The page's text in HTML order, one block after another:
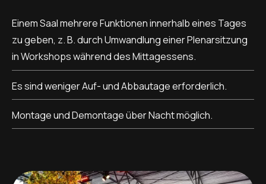
Einem Saal mehrere Funktionen innerhalb eines Tages
zu geben, z. B. durch Umwandlung einer Plenarsitzung
in Workshops während des Mittagessens.
Es sind weniger Auf- und Abbautage erforderlich.
Montage und Demontage über Nacht möglich.